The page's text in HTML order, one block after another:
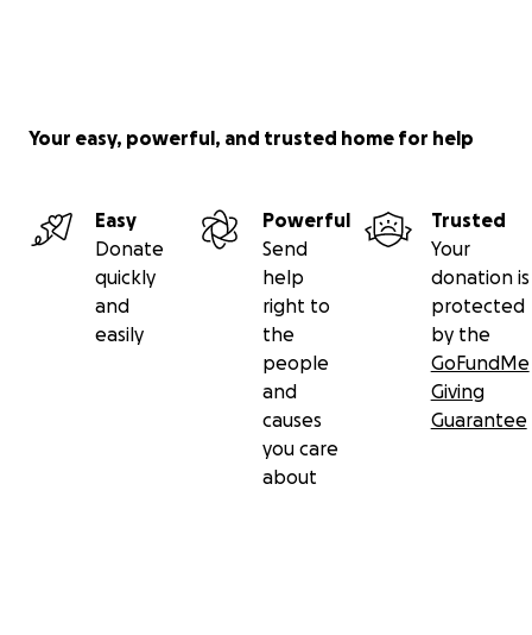
Your easy, powerful, and trusted home for help
Easy
Donate
quickly
and
easily
Powerful
Send
help
right to
the
people
and
causes
you care
about
Trusted
Your
donation is
protected
by the
GoFundMe
Giving
Guarantee